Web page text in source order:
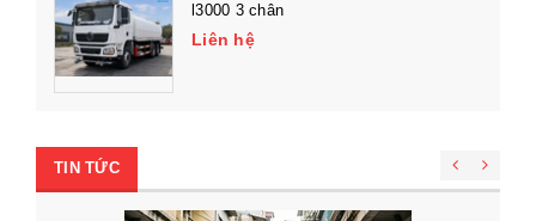
l3000 3 chân
Liên hệ
TIN TỨC